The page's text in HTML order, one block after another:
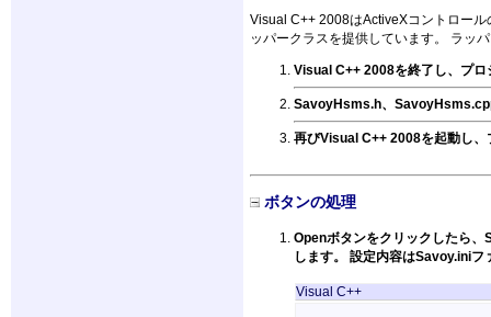
Visual C++ 2008はActiveXコントロー
ッパークラスを提供しています。 ラッ
Visual C++ 2008を終了し、プ
SavoyHsms.h、
再びVisual C++ 2008を起動し
ボタンの処理
Openボタンをクリックしたら
します。 設定内容はSavoy.ini
Visual C++